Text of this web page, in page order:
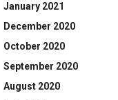
January 2021
December 2020
October 2020
September 2020
August 2020